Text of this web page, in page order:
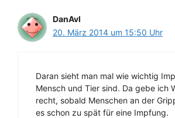
DanAvl
20. März 2014 um 15:50 Uhr
Daran sieht man mal wie wichtig
Mensch und Tier sind. Da gebe ich
recht, sobald Menschen an der
es schon zu spät für eine Impfung.